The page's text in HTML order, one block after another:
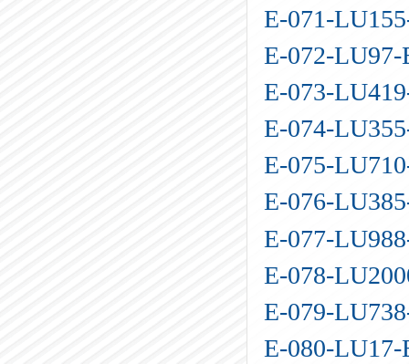
E-071-
E-072-LU97-
E-073-
E-074-
E-075-
E-076-
E-077-
E-078-
E-079-
E-080-LU17-